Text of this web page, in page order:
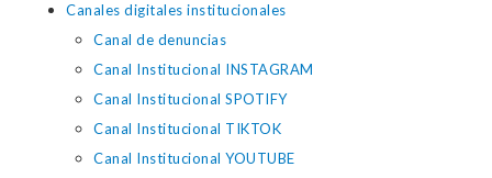
Canales digitales institucionales
Canal de denuncias
Canal Institucional INSTAGRAM
Canal Institucional SPOTIFY
Canal Institucional TIKTOK
Canal Institucional YOUTUBE